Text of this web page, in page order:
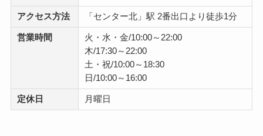
アクセス方法 「センター北」駅 2番出口より徒歩1分
営業時間
火・水・金/10:00～22:00
木/17:30～22:00
土・祝/10:00～18:30
日/10:00～16:00
定休日 月曜日